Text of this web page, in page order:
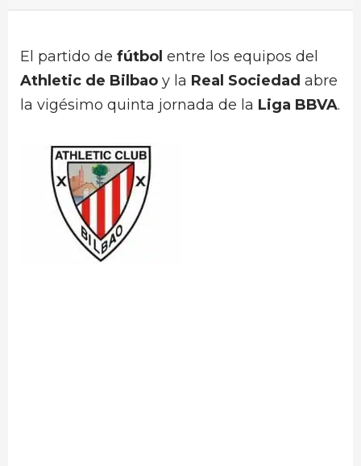
El partido de fútbol entre los equipos del
Athletic de Bilbao y la Real Sociedad abre
la vigésimo quinta jornada de la Liga BBVA.